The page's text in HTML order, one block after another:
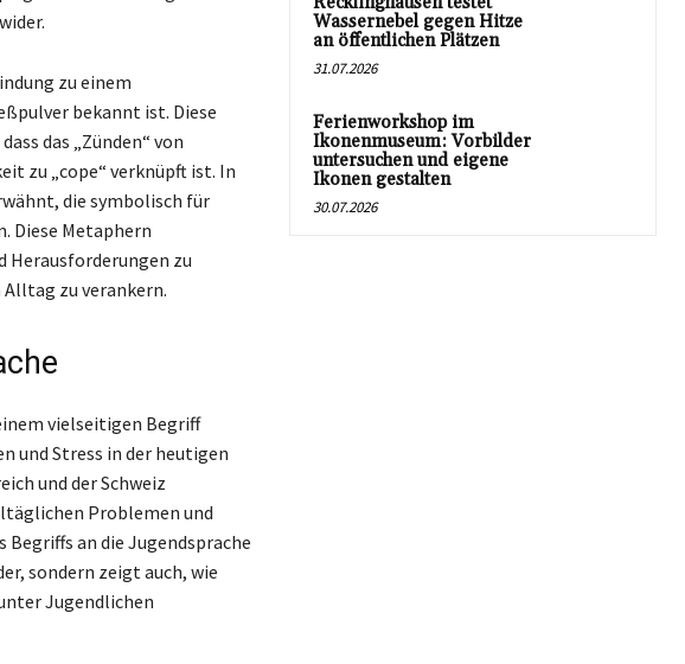
zu einem
bekannt ist. Diese
das „Zünden“ von
zu „cope“ verknüpft ist. In
die symbolisch für
Diese Metaphern
Herausforderungen zu
Alltag zu verankern.
vielseitigen Begriff
und Stress in der heutigen
und der Schweiz
Problemen und
an die Jugendsprache
sondern zeigt auch, wie
Jugendlichen
Wassernebel gegen Hitze
an öffentlichen Plätzen
31.07.2026
Ferienworkshop im
Ikonenmuseum: Vorbilder
untersuchen und eigene
Ikonen gestalten
30.07.2026